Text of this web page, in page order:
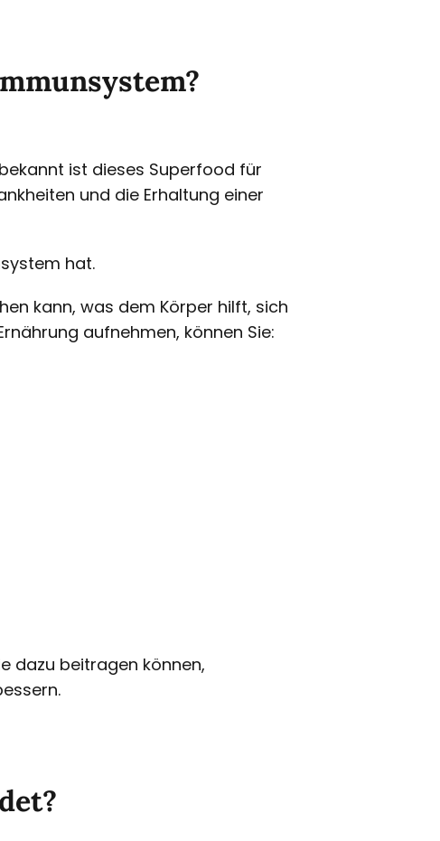
ist dieses Superfood für
und die Erhaltung einer
hat.
kann, was dem Körper hilft, sich
aufnehmen, können Sie:
dazu beitragen können,